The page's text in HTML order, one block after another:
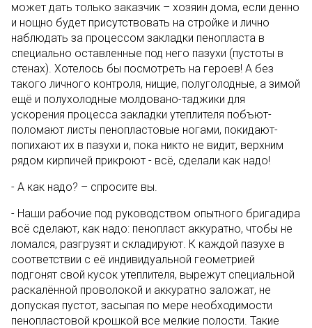
может дать только заказчик – хозяин дома, если денно
и нощно будет присутствовать на стройке и лично
наблюдать за процессом закладки пенопласта в
специально оставленные под него пазухи (пустоты в
стенах). Хотелось бы посмотреть на героев! А без
такого личного контроля, нищие, полуголодные, а зимой
ещё и полухолодные молдовано-таджики для
ускорения процесса закладки утеплителя побъют-
поломают листы пенопластовые ногами, покидают-
попихают их в пазухи и, пока никто не видит, верхним
рядом кирпичей прикроют - всё, сделали как надо!
- А как надо? – спросите вы.
- Наши рабочие под руководством опытного бригадира
всё сделают, как надо: пенопласт аккуратно, чтобы не
ломался, разгрузят и складируют. К каждой пазухе в
соответствии с её индивидуальной геометрией
подгонят свой кусок утеплителя, вырежут специальной
раскалённой проволокой и аккуратно заложат, не
допуская пустот, засыпая по мере необходимости
пенопластовой крошкой все мелкие полости. Такие